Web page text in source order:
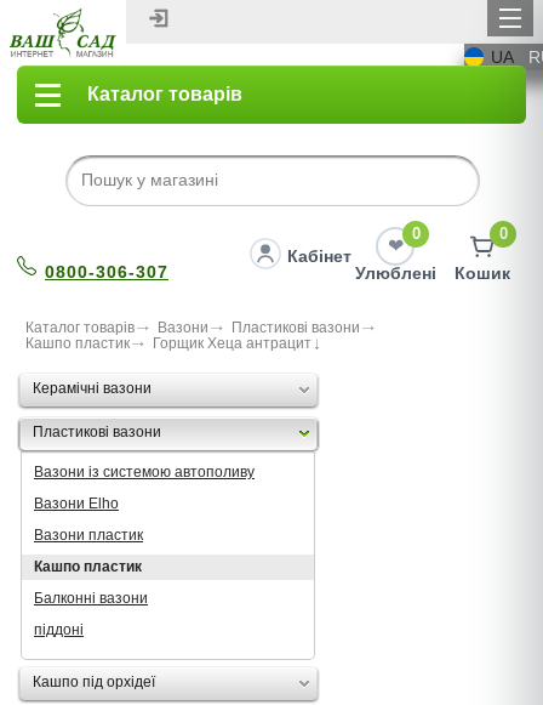
UA
Каталог товарів
0800-306-307
Кабінет
0
Улюблені
0
Кошик
Каталог товарів Вазони
Пластикові вазони
Кашпо пластик
Горщик Хеца антрацит
Керамічні вазони
Пластикові вазони
Вазони із системою автополиву
Вазони Elho
Вазони пластик
Кашпо пластик
Балконні вазони
піддоні
Кашпо під орхідеї